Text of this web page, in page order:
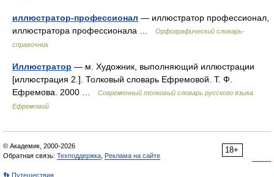
иллюстратор-профессионал — иллюстратор профессионал,
иллюстратора профессионала …
Орфографический словарь-
справочник
Иллюстратор — м. Художник, выполняющий иллюстрации
[иллюстрация 2.]. Толковый словарь Ефремовой. Т. Ф.
Ефремова. 2000 …
Современный толковый словарь русского языка
Ефремовой
18+
© Академик, 2000-2026
Обратная связь: Техподдержка Реклама на сайте
👣 Путешествия